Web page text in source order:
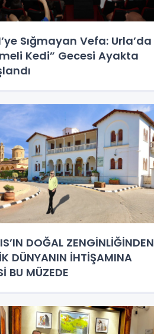
Sığmayan Vefa: Urla’da
Kedi” Gecesi Ayakta
DOĞAL ZENGİNLİĞİNDEN
DÜNYANIN İHTİŞAMINA
BU MÜZEDE